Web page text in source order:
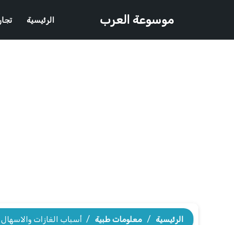
موسوعة العرب الرئيسية
الرئيسية / معلومات طبية / أسباب الغازات